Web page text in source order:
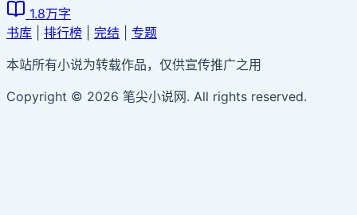
1.8万字
书库
排行榜 完结
专题
本站所有小说为转载作品，仅供宣传推广之用
Copyright © 2026 笔尖小说网. All rights reserved.